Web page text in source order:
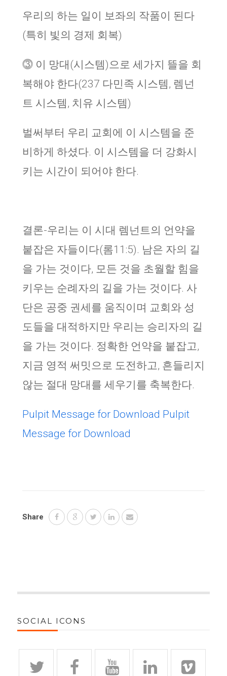
우리의 하는 일이 보좌의 작품이 된다
(특히 빛의 경제 회복)
⓷ 이 망대(시스템)으로 세가지 뜰을 회
복해야 한다(237 다민족 시스템, 렘넌
트 시스템, 치유 시스템)
벌써부터 우리 교회에 이 시스템을 준
비하게 하셨다. 이 시스템을 더 강화시
키는 시간이 되어야 한다.
결론-우리는 이 시대 렘넌트의 언약을
붙잡은 자들이다(롬11:5). 남은 자의 길
을 가는 것이다, 모든 것을 초월할 힘을
키우는 순례자의 길을 가는 것이다. 사
단은 공중 권세를 움직이며 교회와 성
도들을 대적하지만 우리는 승리자의 길
을 가는 것이다. 정확한 언약을 붙잡고,
지금 영적 써밋으로 도전하고, 흔들리지
않는 절대 망대를 세우기를 축복한다.
Pulpit Message for Download Pulpit
Message for Download
Share
SOCIAL ICONS